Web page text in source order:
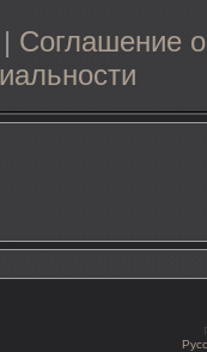
Соглашение о